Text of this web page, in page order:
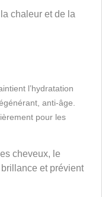
chaleur et de la
l’hydratation
anti-âge.
pour les
cheveux, le
et prévient